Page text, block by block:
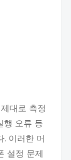
대로 측정
행 오류 등
. 이러한 머
설정 문제